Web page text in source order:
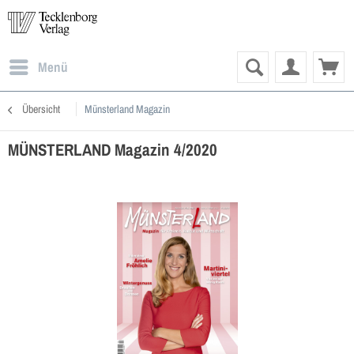
Menü
Übersicht Münsterland Magazin
MÜNSTERLAND Magazin 4/2020